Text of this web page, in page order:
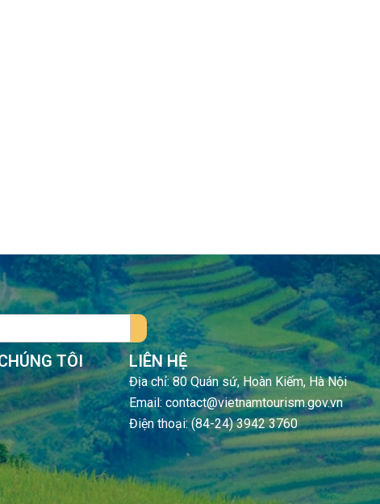
TÔI LIÊN HỆ
Địa chỉ: 80 Quán sứ, Hoàn Kiếm, Hà Nội
Email: contact@vietnamtourism.gov.vn
Điện thoại: (84-24) 3942 3760